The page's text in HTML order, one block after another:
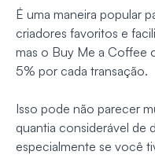
É uma maneira popular
criadores favoritos e
mas o Buy Me a Coffee
5% por cada transação.
Isso pode não parecer
quantia considerável de
especialmente se você